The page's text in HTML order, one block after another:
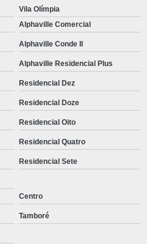
Cláudio
Mirizola
Votupoca
Vila Jovina
do Engenho
Jardim Rebelato
Vila São Francisco de Assis
Vila Olímpia
Alphaville Comercial
Alphaville Conde II
Alphaville Residencial Plus
Residencial Dez
Residencial Doze
Residencial Oito
Residencial Quatro
Residencial Sete
Centro
Tamboré